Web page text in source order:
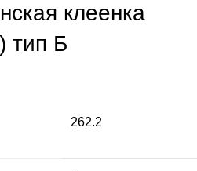
клеенка
тип Б
262.2